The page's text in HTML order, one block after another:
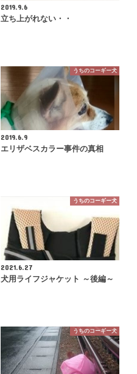
2019.9.6
立ち上がれない・・
うちのコーギー犬
2019.6.9
エリザベスカラー事件の真相
うちのコーギー犬
2021.6.27
犬用ライフジャケット ～後編～
うちのコーギー犬